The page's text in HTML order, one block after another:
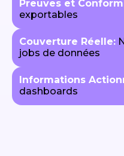
Preuves et
exportables
Couverture Réelle:
jobs de données
Informations
dashboards